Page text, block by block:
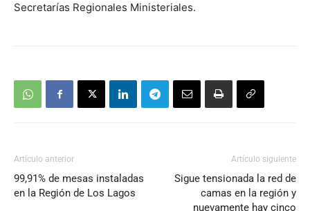
Secretarías Regionales Ministeriales.
Artículo anterior
99,91% de mesas instaladas
en la Región de Los Lagos
Artículo siguiente
Sigue tensionada la red de
camas en la región y
nuevamente hay cinco